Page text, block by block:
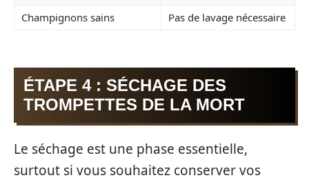
Champignons sains
Pas de lavage nécessaire
ÉTAPE 4 : SÉCHAGE DES
TROMPETTES DE LA MORT
Le séchage est une phase essentielle,
surtout si vous souhaitez conserver vos